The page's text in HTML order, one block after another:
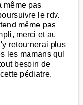
même pas
le rdv.
même pas
merci et au
retournerai plus
les mamans qui
besoin de
pédiatre.